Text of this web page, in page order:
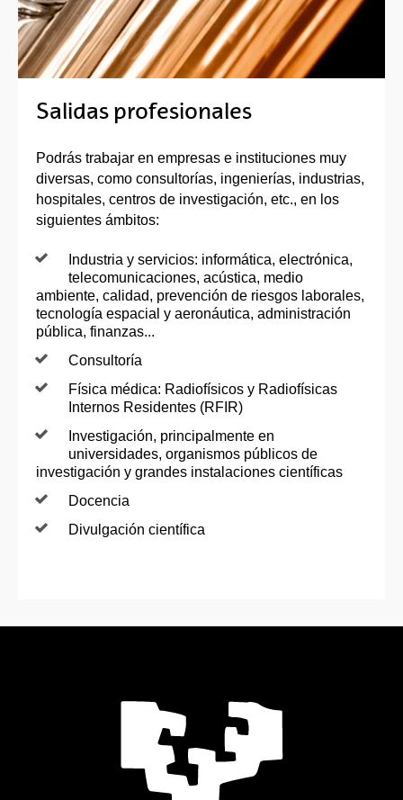
Salidas profesionales
Podrás trabajar en empresas e instituciones muy
diversas, como consultorías, ingenierías, industrias,
hospitales, centros de investigación, etc., en los
siguientes ámbitos:
Industria y servicios: informática, electrónica,
telecomunicaciones, acústica, medio
ambiente, calidad, prevención de riesgos laborales,
tecnología espacial y aeronáutica, administración
pública, finanzas...
Consultoría
Física médica: Radiofísicos y Radiofísicas
Internos Residentes (RFIR)
Investigación, principalmente en
universidades, organismos públicos de
investigación y grandes instalaciones científicas
Docencia
Divulgación científica